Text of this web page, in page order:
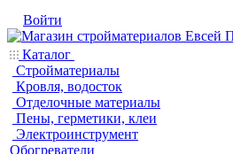
Войти
Каталог
Стройматериалы
Кровля, водосток
Отделочные материалы
Пены, герметики, клеи
Электроинструмент
Обогреватели